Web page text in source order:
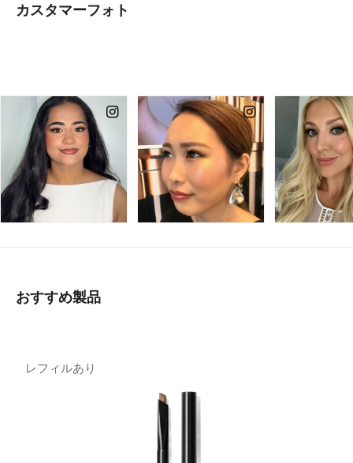
カスタマーフォト
おすすめ製品
レフィルあり